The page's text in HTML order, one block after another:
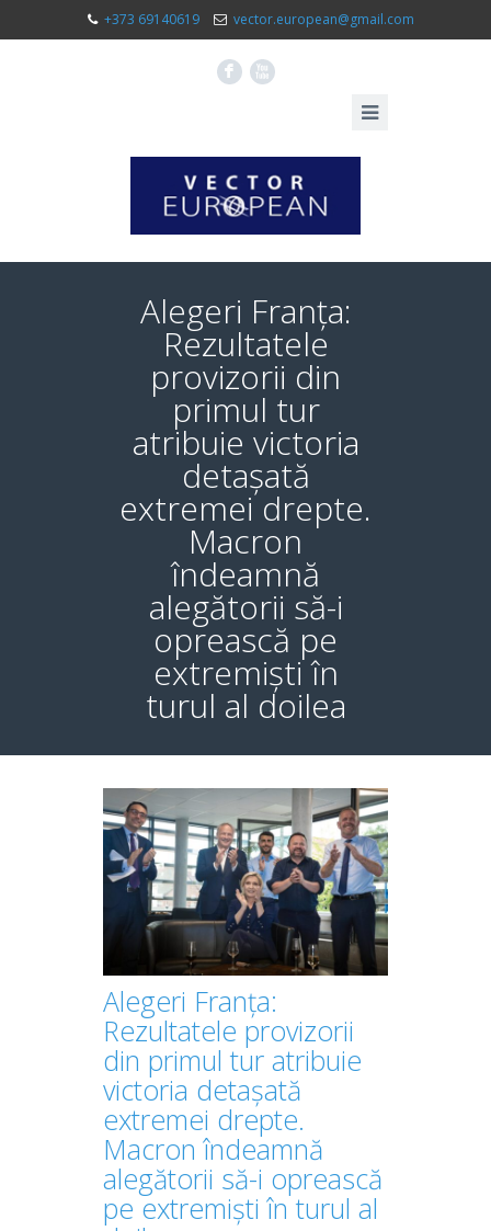
+373 69140619 vector.european@gmail.com
F X
Alegeri Franța:
Rezultatele
provizorii din
primul tur
atribuie victoria
detașată
extremei drepte.
Macron
îndeamnă
alegătorii să-i
oprească pe
extremiști în
turul al doilea
Alegeri Franța:
Rezultatele provizorii
din primul tur atribuie
victoria detașată
extremei drepte.
Macron îndeamnă
alegătorii să-i oprească
pe extremiști în turul al